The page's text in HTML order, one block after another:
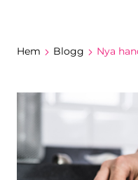
Hem Blogg Nya